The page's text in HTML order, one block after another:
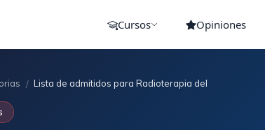
Cursos Opiniones
/ Lista de admitidos para Radioterapia del SACYL